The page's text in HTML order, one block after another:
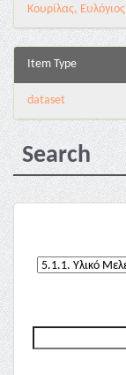
Κουρίλας, Ευλόγιος
Item Type
dataset
Search